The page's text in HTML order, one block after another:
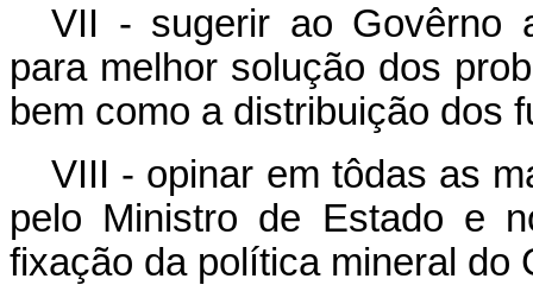
VII - sugerir ao Govêrno
para melhor solução dos
bem como a distribuição dos
VIII - opinar em tôdas as
pelo Ministro de Estado e
fixação da política mineral do